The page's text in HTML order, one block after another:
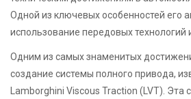
Одной из ключевых особенностей его
использование передовых технологий
Одним из самых знаменитых
создание системы полного привода,
Lamborghini Viscous Traction (LVT). Эта